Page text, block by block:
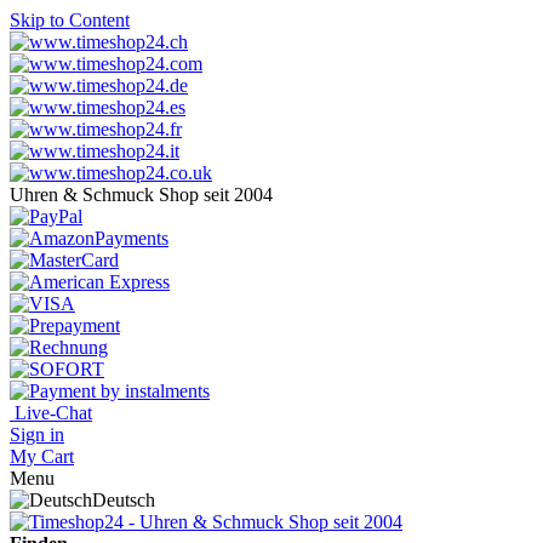
Skip to Content
Uhren & Schmuck Shop seit 2004
Live-Chat
Sign in
My Cart
Menu
Deutsch